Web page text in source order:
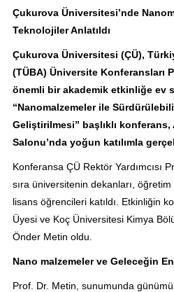
Çukurova Üniversitesi’nde
Teknolojiler Anlatıldı
Çukurova Üniversitesi (ÇÜ),
(TÜBA) Üniversite Konferansları
önemli bir akademik etkinliğe ev
“Nanomalzemeler ile
Geliştirilmesi” başlıklı
Salonu’nda yoğun katılımla
Konferansa ÇÜ Rektör Yardımcısı
sıra üniversitenin dekanları,
lisans öğrencileri katıldı. Etkinliğin
Üyesi ve Koç Üniversitesi Kimya
Önder Metin oldu.
Nano malzemeler ve Geleceğin
Prof. Dr. Metin, sunumunda